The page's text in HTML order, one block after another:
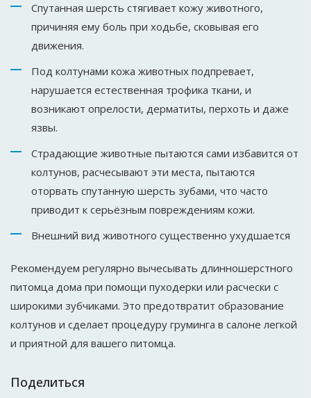
Спутанная шерсть стягивает кожу животного,
причиняя ему боль при ходьбе, сковывая его
движения.
Под колтунами кожа животных подпревает,
нарушается естественная трофика ткани, и
возникают опрелости, дерматиты, перхоть и даже
язвы.
Страдающие животные пытаются сами избавится от
колтунов, расчесывают эти места, пытаются
оторвать спутанную шерсть зубами, что часто
приводит к серьёзным повреждениям кожи.
Внешний вид животного существенно ухудшается
Рекомендуем регулярно вычесывать длинношерстного
питомца дома при помощи пуходерки или расчески с
широкими зубчиками. Это предотвратит образование
колтунов и сделает процедуру груминга в салоне легкой
и приятной для вашего питомца.
Поделиться